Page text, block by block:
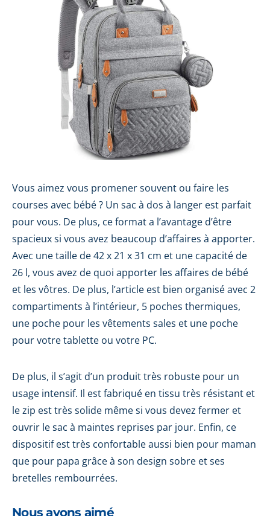
Vous aimez vous promener souvent ou faire les
courses avec bébé ? Un sac à dos à langer est parfait
pour vous. De plus, ce format a l’avantage d’être
spacieux si vous avez beaucoup d’affaires à apporter.
Avec une taille de 42 x 21 x 31 cm et une capacité de
26 l, vous avez de quoi apporter les affaires de bébé
et les vôtres. De plus, l’article est bien organisé avec 2
compartiments à l’intérieur, 5 poches thermiques,
une poche pour les vêtements sales et une poche
pour votre tablette ou votre PC.
De plus, il s’agit d’un produit très robuste pour un
usage intensif. Il est fabriqué en tissu très résistant et
le zip est très solide même si vous devez fermer et
ouvrir le sac à maintes reprises par jour. Enfin, ce
dispositif est très confortable aussi bien pour maman
que pour papa grâce à son design sobre et ses
bretelles rembourrées.
Nous avons aimé